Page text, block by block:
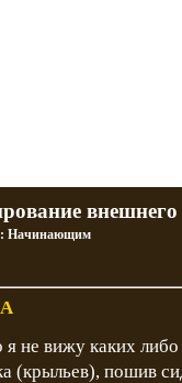
Начинающим
я не вижу каких
(крыльев), пошив